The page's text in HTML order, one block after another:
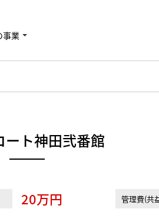
事業
ート神田弐番館
20万円 管理費(共